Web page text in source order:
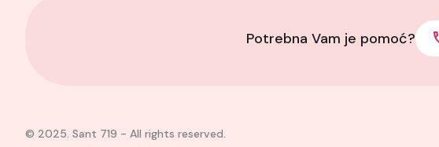
Potrebna Vam je pomoć?
© 2025. Sant 719 - All rights reserved.